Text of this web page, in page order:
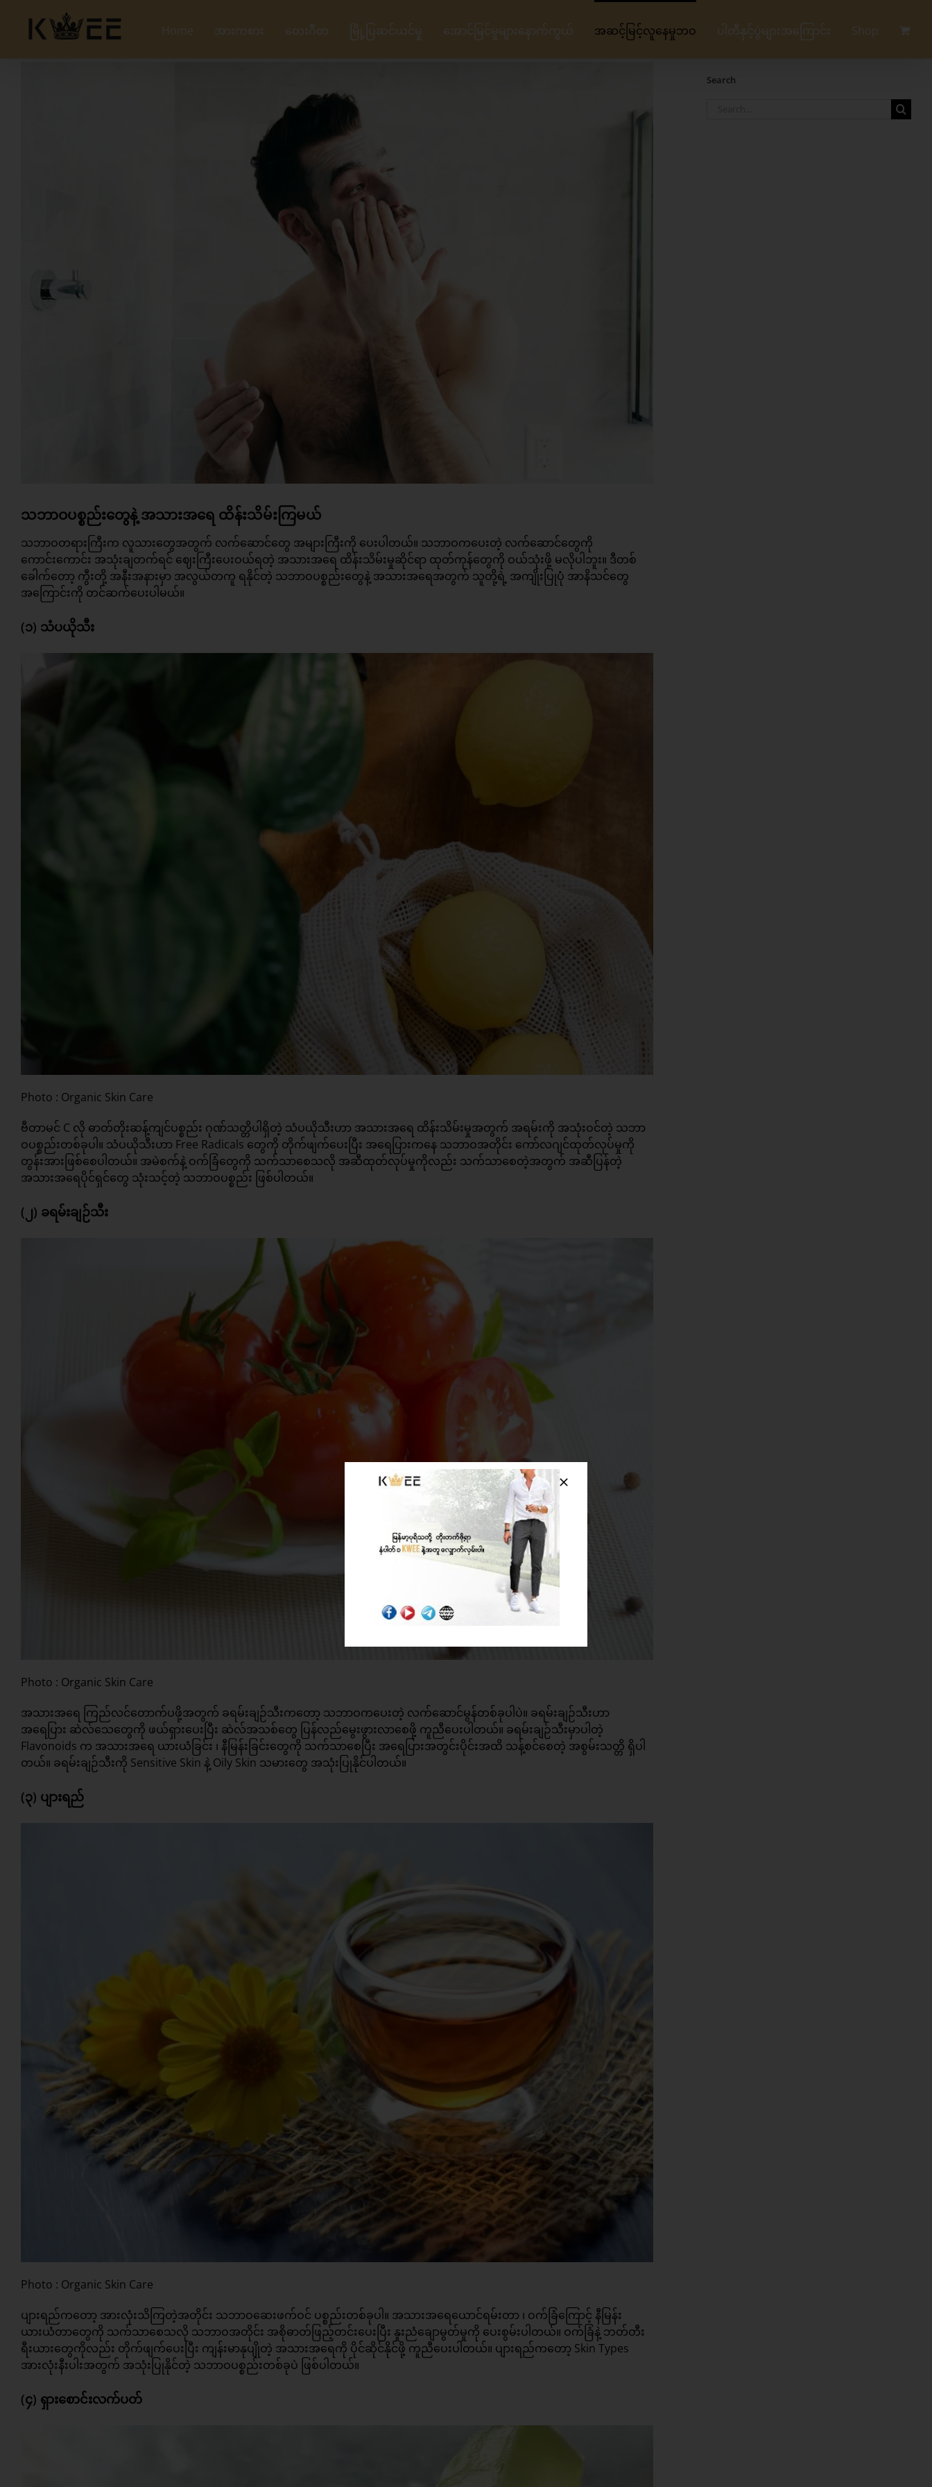
content
Home အားကစား တေးဂီတ မြို့ပြဆင်ယင်မှု အောင်မြင်မှုများနောက်ကွယ် အဆင့်မြင့်လူနေမှုဘဝ ပါတီနှင့်ပွဲများအကြောင်း Shop
သဘာဝပစ္စည်းတွေနဲ့ အသားအရေ ထိန်းသိမ်းကြမယ်
သဘာဝတရားကြီးက လူသားတွေအတွက် လက်ဆောင်တွေ အများကြီးကို ပေးပါတယ်။ သဘာဝကပေးတဲ့ လက်ဆောင်တွေကို
ကောင်းကောင်း အသုံးချတက်ရင် ဈေးကြီးပေးဝယ်ရတဲ့ အသားအရေ ထိန်းသိမ်းမှုဆိုင်ရာ ထုတ်ကုန်တွေကို ဝယ်သုံးဖို့ မလိုပါဘူး။ ဒီတစ်
ခေါက်တော့ ကွီးတို့ အနီးအနားမှာ အလွယ်တကူ ရနိုင်တဲ့ သဘာဝပစ္စည်းတွေနဲ့ အသားအရေအတွက် သူတို့ရဲ့ အကျိုးပြုပုံ အာနိသင်တွေ
အကြောင်းကို တင်ဆက်ပေးပါမယ်။
(၁) သံပယိုသီး
Photo : Organic Skin Care
ဗီတာမင် C လို ဓာတ်တိုးဆန့်ကျင်ပစ္စည်း ဂုဏ်သတ္တိပါရှိတဲ့ သံပယိုသီးဟာ အသားအရေ ထိန်းသိမ်းမှုအတွက် အရမ်းကို အသုံးဝင်တဲ့ သဘာ
ဝပစ္စည်းတစ်ခုပါ။ သံပယိုသီးဟာ Free Radicals တွေကို တိုက်ဖျက်ပေးပြီး အရေပြားကနေ သဘာဝအတိုင်း ကော်လဂျင်ထုတ်လုပ်မှုကို
တွန်းအားဖြစ်စေပါတယ်။ အမဲစက်နဲ့ ဝက်ခြံတွေကို သက်သာစေသလို အဆီထုတ်လုပ်မှုကိုလည်း သက်သာစေတဲ့အတွက် အဆီပြန်တဲ့
အသားအရေပိုင်ရှင်တွေ သုံးသင့်တဲ့ သဘာဝပစ္စည်း ဖြစ်ပါတယ်။
(၂) ခရမ်းချဉ်သီး
Photo : Organic Skin Care
အသားအရေ ကြည်လင်တောက်ပဖို့အတွက် ခရမ်းချဉ်သီးကတော့ သဘာဝကပေးတဲ့ လက်ဆောင်မွန်တစ်ခုပါပဲ။ ခရမ်းချဉ်သီးဟာ
အရေပြား ဆဲလ်သေတွေကို ဖယ်ရှားပေးပြီး ဆဲလ်အသစ်တွေ ပြန်လည်မွေးဖွားလာစေဖို့ ကူညီပေးပါတယ်။ ခရမ်းချဉ်သီးမှာပါတဲ့
Flavonoids က အသားအရေ ယားယံခြင်း ၊ နီမြန်းခြင်းတွေကို သက်သာစေပြီး အရေပြားအတွင်းပိုင်းအထိ သန့်စင်စေတဲ့ အစွမ်းသတ္တိ ရှိပါ
တယ်။ ခရမ်းချဉ်သီးကို Sensitive Skin နဲ့ Oily Skin သမားတွေ အသုံးပြုနိုင်ပါတယ်။
(၃) ပျားရည်
Photo : Organic Skin Care
ပျားရည်ကတော့ အားလုံးသိကြတဲ့အတိုင်း သဘာဝဆေးဖက်ဝင် ပစ္စည်းတစ်ခုပါ။ အသားအရေယောင်ရမ်းတာ ၊ ဝက်ခြံကြောင့် နီမြန်း
ယားယံတာတွေကို သက်သာစေသလို သဘာဝအတိုင်း အစိုဓာတ်ဖြည့်တင်းပေးပြီး နူးညံချောမွတ်မှုကို ပေးစွမ်းပါတယ်။ ဝက်ခြံနဲ့ ဘတ်တီး
ရီးယားတွေကိုလည်း တိုက်ဖျက်ပေးပြီး ကျန်းမာနုပျိုတဲ့ အသားအရေကို ပိုင်ဆိုင်နိုင်ဖို့ ကူညီပေးပါတယ်။ ပျားရည်ကတော့ Skin Types
အားလုံးနီးပါးအတွက် အသုံးပြုနိုင်တဲ့ သဘာဝပစ္စည်းတစ်ခုပဲ ဖြစ်ပါတယ်။
(၄) ရှားစောင်းလက်ပတ်
Search